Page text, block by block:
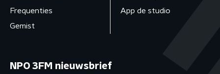
Frequenties
Gemist
App de studio
NPO 3FM nieuwsbrief